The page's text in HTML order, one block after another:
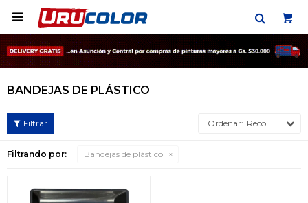

BANDEJAS DE PLÁSTICO
Recomendados
Filtrando por: Bandejas de plástico